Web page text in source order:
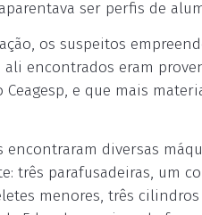
ser perfis de
os suspeitos
encontrados eram
e que mais
diversas
três parafusadeiras, um
menores, três